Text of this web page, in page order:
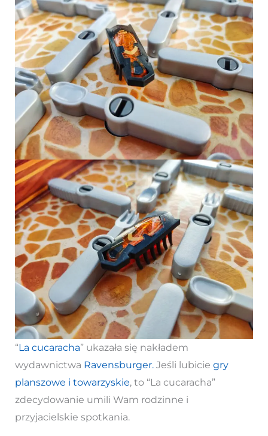
“La cucaracha” ukazała się nakładem
wydawnictwa Ravensburger.Jeśli lubicie gry
planszowe i towarzyskie, to “La cucaracha”
zdecydowanie umili Wam rodzinne i
przyjacielskie spotkania.